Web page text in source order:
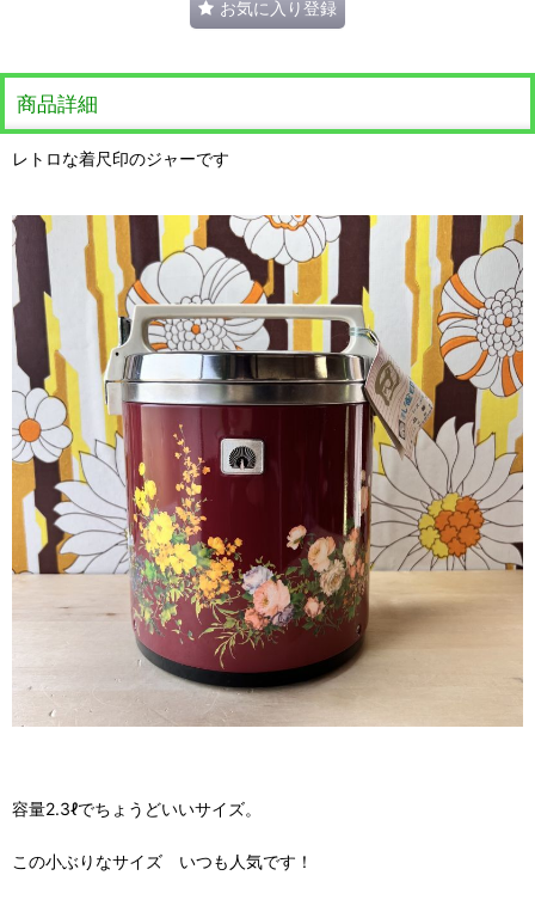
お気に入り登録
商品詳細
レトロな着尺印のジャーです
容量2.3ℓでちょうどいいサイズ。
この小ぶりなサイズ いつも人気です！